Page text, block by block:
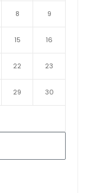
8 9
15 16
22 23
29 30